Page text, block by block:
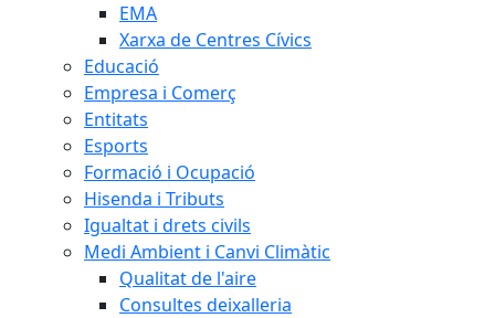
EMA
Xarxa de Centres Cívics
Educació
Empresa i Comerç
Entitats
Esports
Formació i Ocupació
Hisenda i Tributs
Igualtat i drets civils
Medi Ambient i Canvi Climàtic
Qualitat de l'aire
Consultes deixalleria